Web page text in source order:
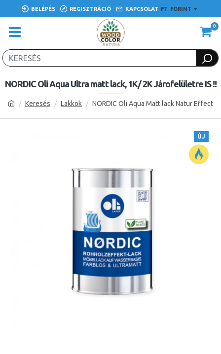
BELÉPÉS REGISZTRÁCIÓ KAPCSOLAT FT FORINT
0
Keresés Lakkok NORDIC Oli Aqua Matt lack Natur Effect
NORDIC Oli Aqua Ultra matt lack, 1K/ 2K Járofelületre IS !!
ÚJ